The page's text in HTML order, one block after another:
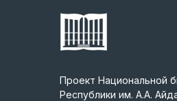
Проект Национальной
Республики им. А.А.